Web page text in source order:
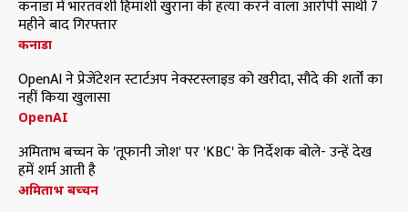
कनाडा में भारतवंशी हिमांशी खुराना की हत्या करने वाला आरोपी साथी 7
महीने बाद गिरफ्तार
कनाडा
OpenAI ने प्रेजेंटेशन स्टार्टअप नेक्स्टस्लाइड को खरीदा, सौदे की शर्तों का
नहीं किया खुलासा
OpenAI
अमिताभ बच्चन के 'तूफानी जोश' पर 'KBC' के निर्देशक बोले- उन्हें देख
हमें शर्म आती है
अमिताभ बच्चन